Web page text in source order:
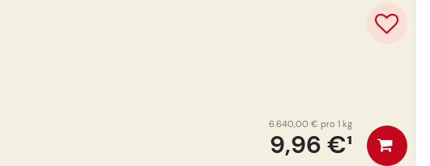
9,96 €¹
6.640,00 € pro 1 kg